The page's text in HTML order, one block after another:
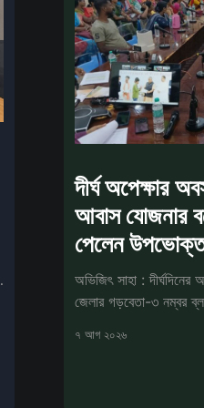
দীর্ঘ অপেক্ষার
আবাস যোজনার
পেলেন
অভিজিৎ সাহা : দীর্ঘদিনের
জেলার গড়বেতা-৩ নম্বর
৭ আগ ২০২৬